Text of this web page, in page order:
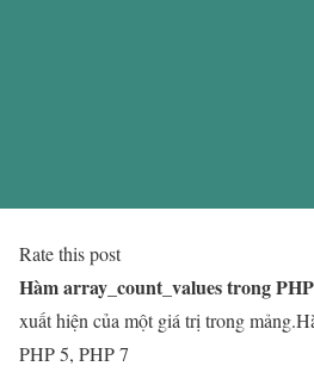
Rate this post
Hàm array_count_values trong PHP
xuất hiện của một giá trị trong
PHP 5, PHP 7